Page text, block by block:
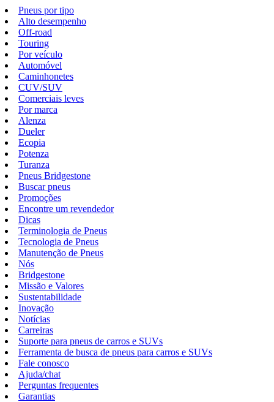
Pneus por tipo
Alto desempenho
Off-road
Touring
Por veículo
Automóvel
Caminhonetes
CUV/SUV
Comerciais leves
Por marca
Alenza
Dueler
Ecopia
Potenza
Turanza
Pneus Bridgestone
Buscar pneus
Promoções
Encontre um revendedor
Dicas
Terminologia de Pneus
Tecnologia de Pneus
Manutenção de Pneus
Nós
Bridgestone
Missão e Valores
Sustentabilidade
Inovação
Notícias
Carreiras
Suporte para pneus de carros e SUVs
Ferramenta de busca de pneus para carros e SUVs
Fale conosco
Ajuda/chat
Perguntas frequentes
Garantias